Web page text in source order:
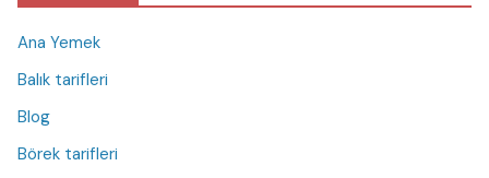
Ana Yemek
Balık tarifleri
Blog
Börek tarifleri